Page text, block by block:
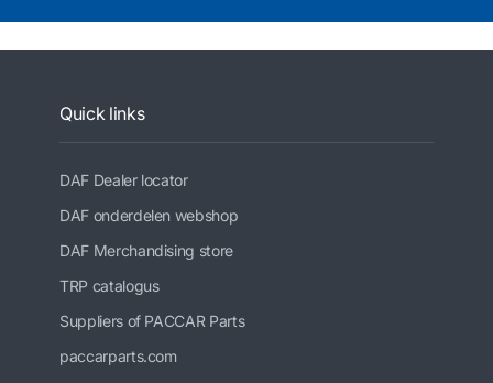
Quick links
DAF Dealer locator
DAF onderdelen webshop
DAF Merchandising store
TRP catalogus
Suppliers of PACCAR Parts
paccarparts.com